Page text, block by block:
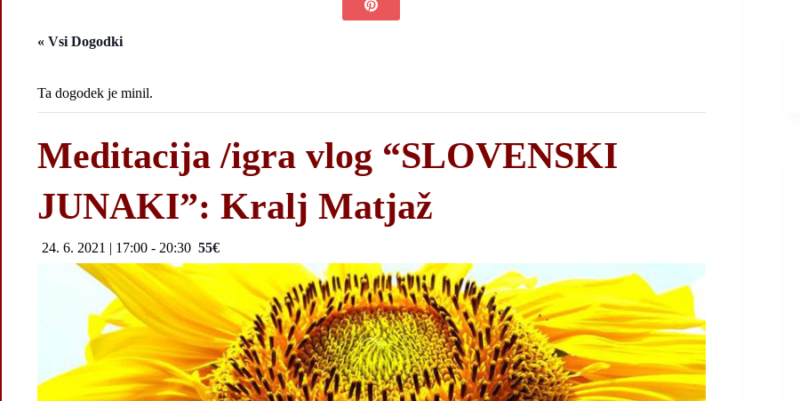
« Vsi Dogodki
Ta dogodek je minil.
Meditacija /igra vlog “SLOVENSKI
JUNAKI”: Kralj Matjaž
24. 6. 2021 | 17:00 - 20:30 55€